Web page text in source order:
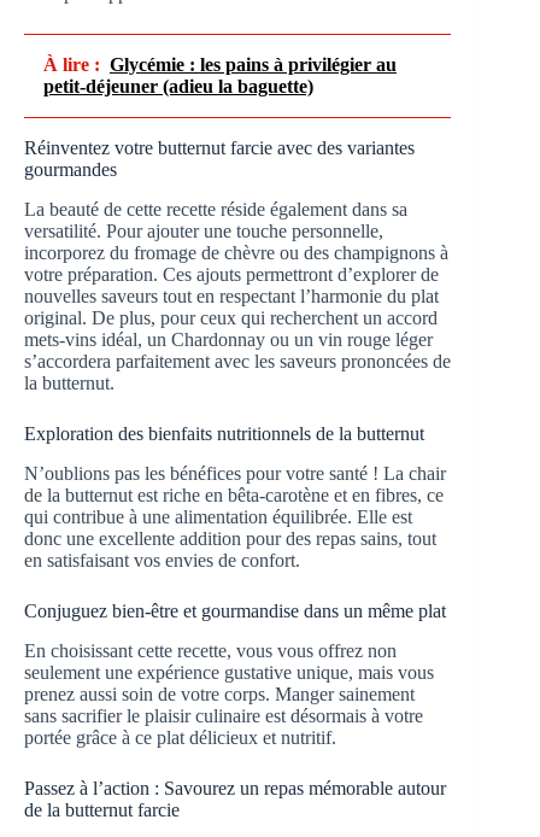
À lire : Glycémie : les pains à privilégier au
petit-déjeuner (adieu la baguette)
Réinventez votre butternut farcie avec des variantes
gourmandes
La beauté de cette recette réside également dans sa
versatilité. Pour ajouter une touche personnelle,
incorporez du fromage de chèvre ou des champignons à
votre préparation. Ces ajouts permettront d’explorer de
nouvelles saveurs tout en respectant l’harmonie du plat
original. De plus, pour ceux qui recherchent un accord
mets-vins idéal, un Chardonnay ou un vin rouge léger
s’accordera parfaitement avec les saveurs prononcées de
la butternut.
Exploration des bienfaits nutritionnels de la butternut
N’oublions pas les bénéfices pour votre santé ! La chair
de la butternut est riche en bêta-carotène et en fibres, ce
qui contribue à une alimentation équilibrée. Elle est
donc une excellente addition pour des repas sains, tout
en satisfaisant vos envies de confort.
Conjuguez bien-être et gourmandise dans un même plat
En choisissant cette recette, vous vous offrez non
seulement une expérience gustative unique, mais vous
prenez aussi soin de votre corps. Manger sainement
sans sacrifier le plaisir culinaire est désormais à votre
portée grâce à ce plat délicieux et nutritif.
Passez à l’action : Savourez un repas mémorable autour
de la butternut farcie